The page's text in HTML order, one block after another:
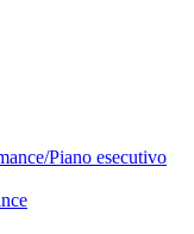
Piano esecutivo